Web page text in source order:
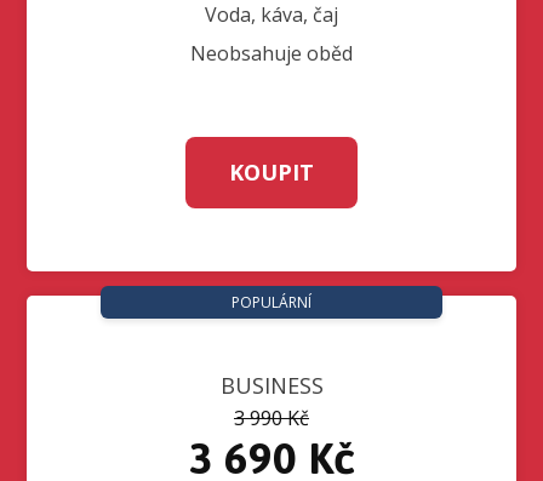
Voda, káva, čaj
Neobsahuje oběd
KOUPIT
BUSINESS
3 990 Kč
3 690 Kč
POPULÁRNÍ